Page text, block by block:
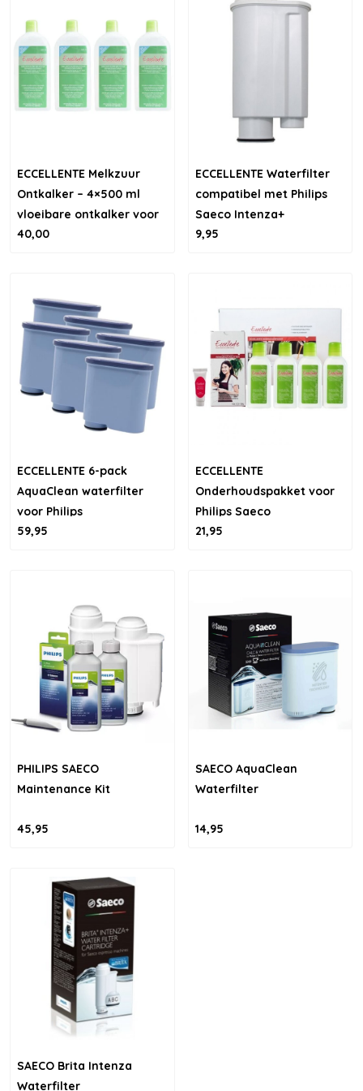
ECCELLENTE Melkzuur
Ontkalker – 4×500 ml
vloeibare ontkalker voor
koffiemachines (20
40,00
ECCELLENTE Waterfilter
compatibel met Philips
Saeco Intenza+
9,95
ECCELLENTE 6-pack
AquaClean waterfilter
voor Philips
59,95
ECCELLENTE
Onderhoudspakket voor
Philips Saeco
21,95
PHILIPS SAECO
Maintenance Kit
45,95
SAECO AquaClean
Waterfilter
14,95
SAECO Brita Intenza
Waterfilter